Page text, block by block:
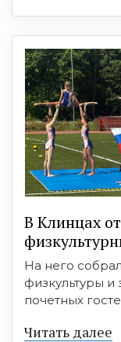
В Клинцах
На него
физкультуры
почетных
Читать далее